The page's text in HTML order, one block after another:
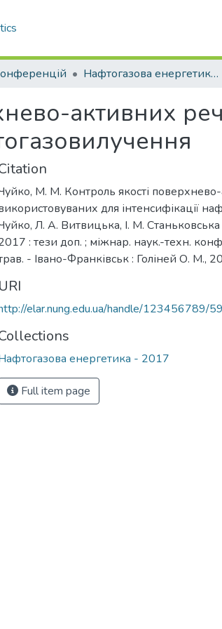
Нафтогазова енергетика - 2017
активних
М. М. Контроль якості
для інтенсифікації
Л. А. Витвицька, І. М.
: тези доп. ; міжнар. наук.-техн.
- Івано-Франківськ : Голіней О. М.,
URI
elar.nung.edu.ua/handle/123456789/
енергетика - 2017
Full item page